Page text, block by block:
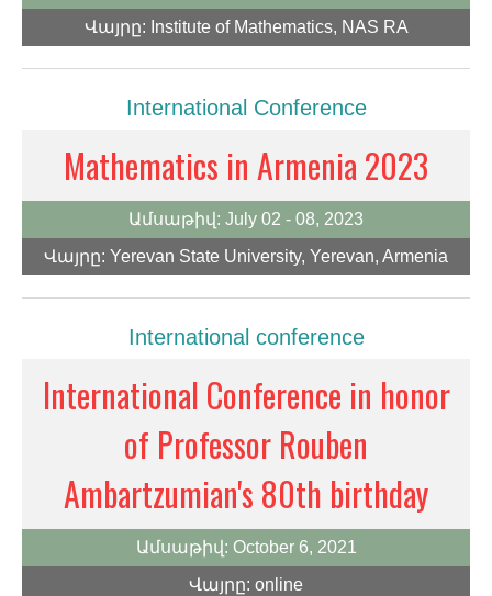
Վայրը: Institute of Mathematics, NAS RA
International Conference
Mathematics in Armenia 2023
Ամսաթիվ: July 02 - 08, 2023
Վայրը: Yerevan State University, Yerevan, Armenia
International conference
International Conference in honor
of Professor Rouben
Ambartzumian's 80th birthday
Ամսաթիվ: October 6, 2021
Վայրը: online